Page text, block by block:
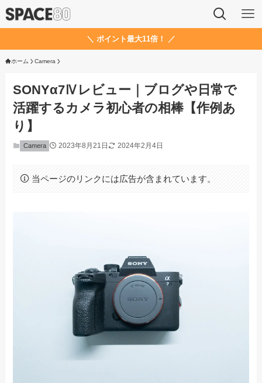
＼ ポイント最大11倍！ ／
ホーム Camera
SONYα7Ⅳレビュー｜ブログや日常で
活躍するカメラ初心者の相棒【作例あ
り】
Camera 2023年8月21日 2024年2月4日
当ページのリンクには広告が含まれています。